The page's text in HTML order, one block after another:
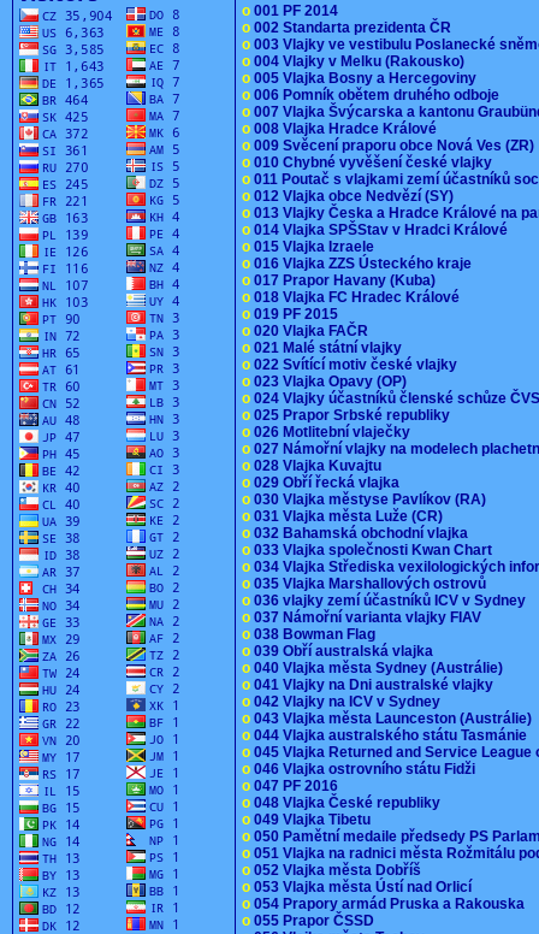
o 001 PF 2014
o 002 Standarta prezidenta ČR
o 003 Vlajky ve vestibulu Poslanecké
o 004 Vlajky v Melku (Rakousko)
o 005 Vlajka Bosny a Hercegoviny
o 006 Pomník obětem druhého odboje
o 007 Vlajka Švýcarska a kantonu
o 008 Vlajka Hradce Králové
o 009 Svěcení praporu obce Nová Ves
o 010 Chybné vyvěšení české vlajky
o 011 Poutač s vlajkami zemí účastníků
o 012 Vlajka obce Nedvězí (SY)
o 013 Vlajky Česka a Hradce Králové na
o 014 Vlajka SPŠStav v Hradci Králové
o 015 Vlajka Izraele
o 016 Vlajka ZZS Ústeckého kraje
o 017 Prapor Havany (Kuba)
o 018 Vlajka FC Hradec Králové
o 019 PF 2015
o 020 Vlajka FAČR
o 021 Malé státní vlajky
o 022 Svítící motiv české vlajky
o 023 Vlajka Opavy (OP)
o 024 Vlajky účastníků členské schůze
o 025 Prapor Srbské republiky
o 026 Motlitební vlaječky
o 027 Námořní vlajky na modelech
o 028 Vlajka Kuvajtu
o 029 Obří řecká vlajka
o 030 Vlajka městyse Pavlíkov (RA)
o 031 Vlajka města Luže (CR)
o 032 Bahamská obchodní vlajka
o 033 Vlajka společnosti Kwan Chart
o 034 Vlajka Střediska vexilologických
o 035 Vlajka Marshallových ostrovů
o 036 vlajky zemí účastníků ICV v Sydney
o 037 Námořní varianta vlajky FIAV
o 038 Bowman Flag
o 039 Obří australská vlajka
o 040 Vlajka města Sydney (Austrálie)
o 041 Vlajky na Dni australské vlajky
o 042 Vlajky na ICV v Sydney
o 043 Vlajka města Launceston (Austrálie)
o 044 Vlajka australského státu Tasmánie
o 045 Vlajka Returned and Service
o 046 Vlajka ostrovního státu Fidži
o 047 PF 2016
o 048 Vlajka České republiky
o 049 Vlajka Tibetu
o 050 Pamětní medaile předsedy PS
o 051 Vlajka na radnici města Rožmitálu
o 052 Vlajka města Dobříš
o 053 Vlajka města Ústí nad Orlicí
o 054 Prapory armád Pruska a Rakouska
o 055 Prapor ČSSD